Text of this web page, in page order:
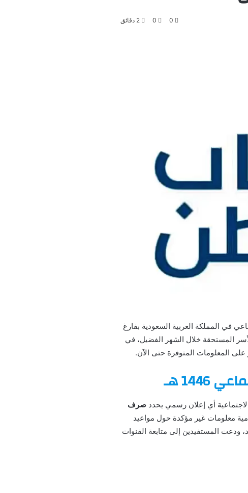
0
0
يترقب مستفيدو الضمان الاجتماعي في المملكة العربية السعودية بفارغ
المستحقة خلال الشهر الفضيل، في
هـ
صرف
معلومات غير مؤكدة حول مواعيد
ودعت المستفيدين إلى متابعة القنوات